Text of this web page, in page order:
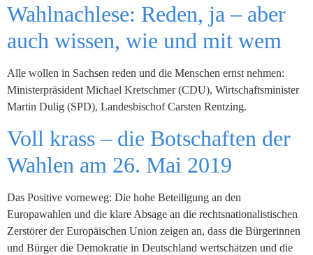
Wahlnachlese: Reden, ja – aber
auch wissen, wie und mit wem
Alle wollen in Sachsen reden und die Menschen ernst nehmen:
Ministerpräsident Michael Kretschmer (CDU), Wirtschaftsminister
Martin Dulig (SPD), Landesbischof Carsten Rentzing.
Voll krass – die Botschaften der
Wahlen am 26. Mai 2019
Das Positive vorneweg: Die hohe Beteiligung an den
Europawahlen und die klare Absage an die rechtsnationalistischen
Zerstörer der Europäischen Union zeigen an, dass die Bürgerinnen
und Bürger die Demokratie in Deutschland wertschätzen und die